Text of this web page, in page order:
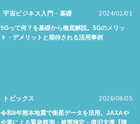
宇宙ビジネス入門・基礎 2024/01/01
5Gって何？を基礎から徹底解説。5Gのメリッ
ト・デメリットと期待される活用事例
トピックス 2026/08/05
令和8年熊本地震で衛星データを活用。JAXAや
企業による緊急観測・被害推定・復旧支援【随